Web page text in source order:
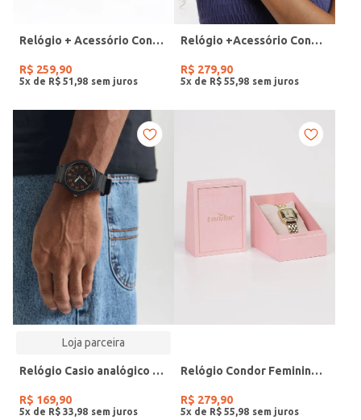
Relógio + Acessório Condor Feminino PRATA
R$ 259,90
5x de R$ 51 98
Relógio +Acessório Condor Feminino DOURADO
R$ 279,90
5x de R$ 55 98
Loja parceira
Relógio Casio analógico MW-240-4BVDF-SC
R$ 169,90
5x de R$ 33 98
Relógio Condor Feminino DOURADO
R$ 279,90
5x de R$ 55 98